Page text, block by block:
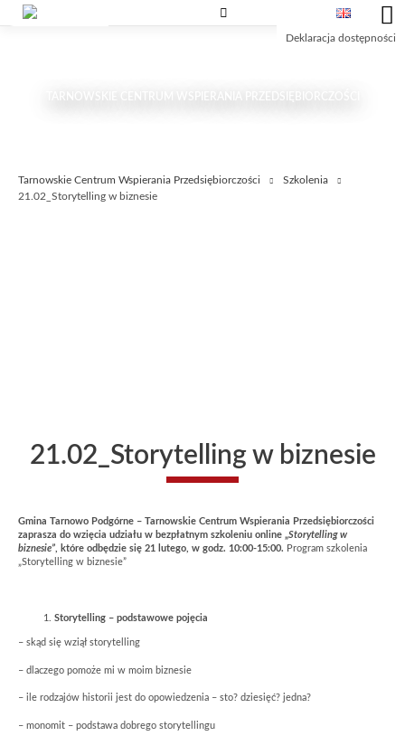
Przejdź
do
Przejdź
do
Przejdź
do
Deklaracja dostępności
TARNOWSKIE CENTRUM WSPIERANIA PRZEDSIĘBIORCZOŚCI
Tarnowskie Centrum Wspierania Przedsiębiorczości
Szkolenia
21.02_Storytelling w biznesie
21.02_Storytelling w biznesie
Gmina Tarnowo Podgórne – Tarnowskie Centrum Wspierania Przedsiębiorczości
zaprasza do wzięcia udziału w bezpłatnym szkoleniu online „Storytelling w
biznesie”, które odbędzie się 21 lutego, w godz. 10:00-15:00. Program szkolenia
„Storytelling w biznesie”
Storytelling – podstawowe pojęcia
– skąd się wziął storytelling
– dlaczego pomoże mi w moim biznesie
– ile rodzajów historii jest do opowiedzenia – sto? dziesięć? jedna?
– monomit – podstawa dobrego storytellingu